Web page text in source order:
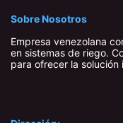
Sobre Nosotros
Empresa venezolana
en sistemas de riego.
para ofrecer la